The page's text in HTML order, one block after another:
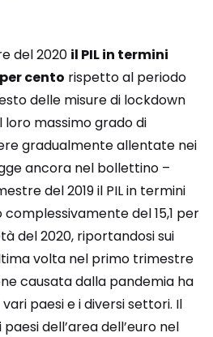
del 2020 il PIL in termini
cento rispetto al periodo
delle misure di lockdown
massimo grado di
gradualmente allentate nei
ancora nel bollettino –
del 2019 il PIL in termini
del 15,1 per
del 2020, riportandosi sui
volta nel primo trimestre
causata dalla pandemia ha
paesi e i diversi settori. Il
dell’area dell’euro nel